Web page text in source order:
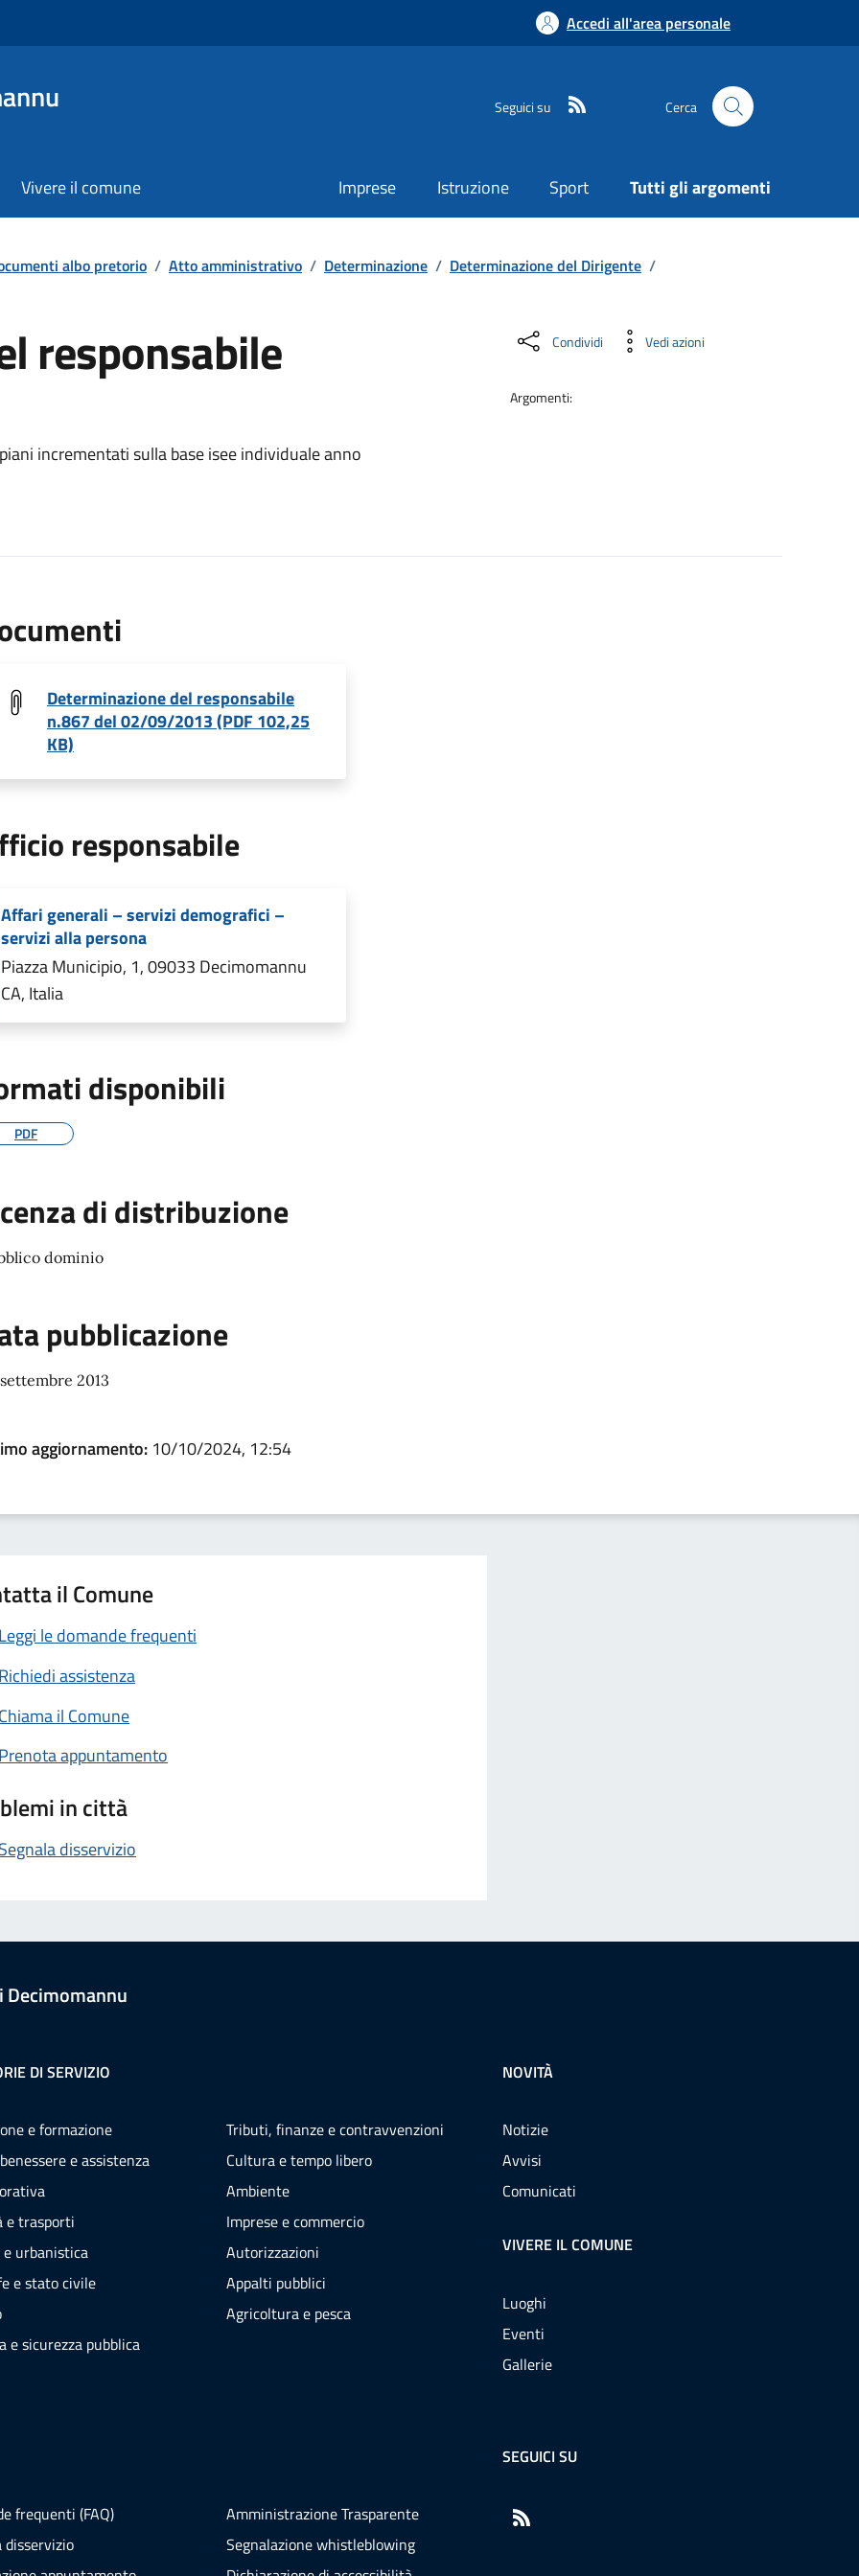
Accedi all'area personale
Seguici su Cerca
Vivere il comune Imprese Istruzione Sport Tutti gli argomenti
albo pretorio / Atto amministrativo / Determinazione / Determinazione del Dirigente /
responsabile
incrementati sulla base isee individuale anno
Condividi Vedi azioni
Argomenti:
Determinazione del responsabile
n.867 del 02/09/2013 (PDF 102,25
KB)
responsabile
Affari generali – servizi demografici –
servizi alla persona
Piazza Municipio, 1, 09033 Decimomannu
CA, Italia
disponibili
PDF
di distribuzione
dominio
pubblicazione
2013
aggiornamento: 10/10/2024, 12:54
il Comune
Leggi le domande frequenti
Richiedi assistenza
Chiama il Comune
Prenota appuntamento
in città
Segnala disservizio
Decimomannu
DI SERVIZIO
e formazione
e assistenza
e trasporti
e urbanistica
e stato civile
e sicurezza pubblica
Tributi, finanze e contravvenzioni
Cultura e tempo libero
Ambiente
Imprese e commercio
Autorizzazioni
Appalti pubblici
Agricoltura e pesca
NOVITÀ
Notizie
Avvisi
Comunicati
VIVERE IL COMUNE
Luoghi
Eventi
Gallerie
frequenti (FAQ)
disservizio
Amministrazione Trasparente
Segnalazione whistleblowing
SEGUICI SU